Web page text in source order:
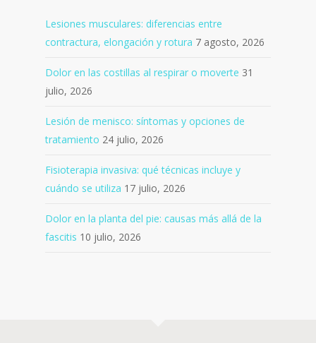
Lesiones musculares: diferencias entre
contractura, elongación y rotura 7 agosto, 2026
Dolor en las costillas al respirar o moverte 31
julio, 2026
Lesión de menisco: síntomas y opciones de
tratamiento 24 julio, 2026
Fisioterapia invasiva: qué técnicas incluye y
cuándo se utiliza 17 julio, 2026
Dolor en la planta del pie: causas más allá de la
fascitis 10 julio, 2026